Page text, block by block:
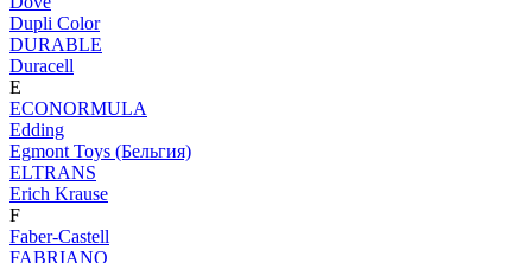
Dupli Color
DURABLE
Duracell
E
ECONORMULA
Edding
Egmont Toys (Бельгия)
ELTRANS
Erich Krause
F
Faber-Castell
FABRIANO